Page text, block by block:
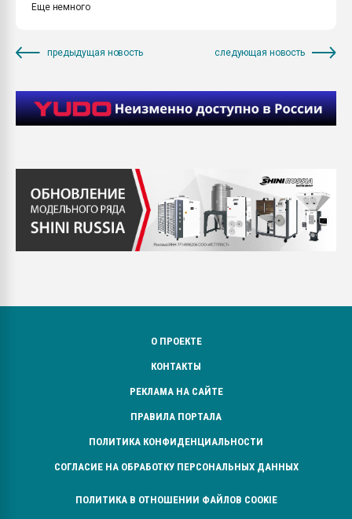
Еще немного
предыдущая новость следующая новость
О ПРОЕКТЕ
КОНТАКТЫ
РЕКЛАМА НА САЙТЕ
ПРАВИЛА ПОРТАЛА
ПОЛИТИКА КОНФИДЕНЦИАЛЬНОСТИ
СОГЛАСИЕ НА ОБРАБОТКУ ПЕРСОНАЛЬНЫХ ДАННЫХ
ПОЛИТИКА В ОТНОШЕНИИ ФАЙЛОВ COOKIE